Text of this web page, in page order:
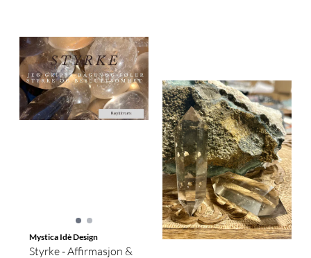
Mystica Idè Design
Styrke - Affirmasjon &